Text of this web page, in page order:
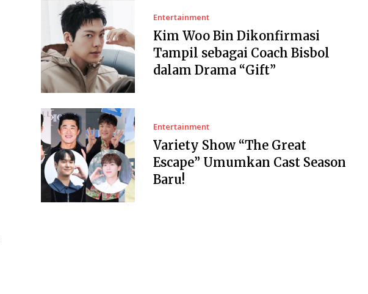
Entertainment
Kim Woo Bin Dikonfirmasi
Tampil sebagai Coach Bisbol
dalam Drama “Gift”
Entertainment
Variety Show “The Great
Escape” Umumkan Cast Season
Baru!